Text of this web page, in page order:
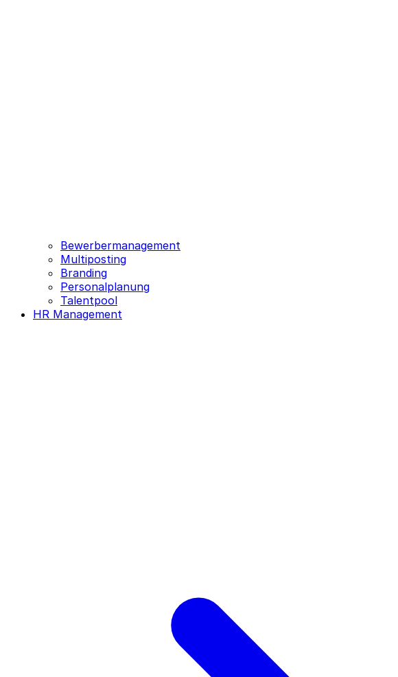
Bewerbermanagement
Multiposting
Branding
Personalplanung
Talentpool
HR Management